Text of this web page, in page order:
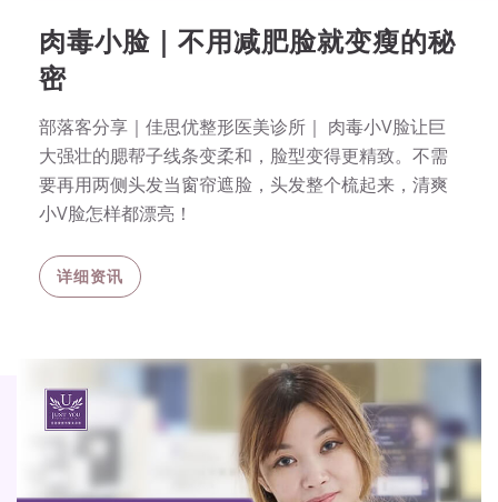
肉毒小脸｜不用减肥脸就变瘦的秘
密
部落客分享｜佳思优整形医美诊所｜ 肉毒小V脸让巨
大强壮的腮帮子线条变柔和，脸型变得更精致。不需
要再用两侧头发当窗帘遮脸，头发整个梳起来，清爽
小V脸怎样都漂亮！
详细资讯